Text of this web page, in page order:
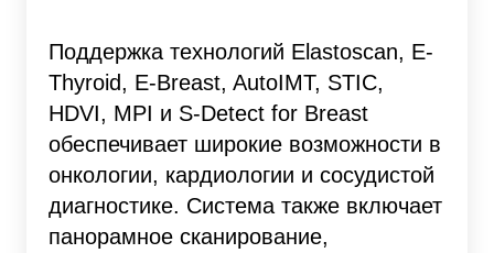
Поддержка технологий Elastoscan, E-
Thyroid, E-Breast, AutoIMT, STIC,
HDVI, MPI и S-Detect for Breast
обеспечивает широкие возможности в
онкологии, кардиологии и сосудистой
диагностике. Система также включает
панорамное сканирование,